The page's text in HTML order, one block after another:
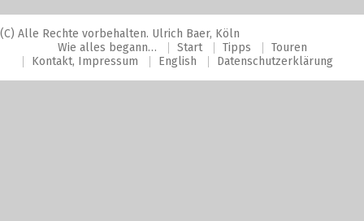
(C) Alle Rechte vorbehalten. Ulrich Baer, Köln
Wie alles begann…
Start Tipps
Touren
Kontakt, Impressum
English Datenschutzerklärung